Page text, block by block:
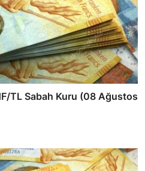
TL Sabah Kuru (08 Ağustos